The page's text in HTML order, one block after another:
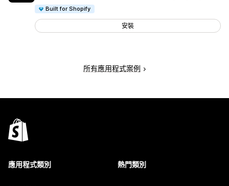
Built for Shopify
安裝
所有應用程式案例
應用程式類別 熱門類別